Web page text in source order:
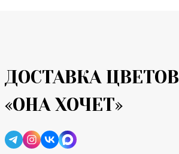
ДОСТАВКА ЦВЕТОВ
«ОНА ХОЧЕТ»